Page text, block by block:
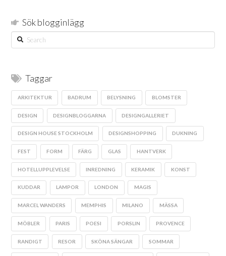
Sök blogginlägg
Search
Taggar
ARKITEKTUR BADRUM BELYSNING BLOMSTER
DESIGN DESIGNBLOGGARNA DESIGNGALLERIET
DESIGN HOUSE STOCKHOLM DESIGNSHOPPING DUKNING
FEST FORM FÄRG GLAS HANTVERK
HOTELLUPPLEVELSE INREDNING KERAMIK KONST
KUDDAR LAMPOR LONDON MAGIS
MARCEL WANDERS MEMPHIS MILANO MÄSSA
MÖBLER PARIS POESI PORSLIN PROVENCE
RANDIGT RESOR SKÖNA SÄNGAR SOMMAR